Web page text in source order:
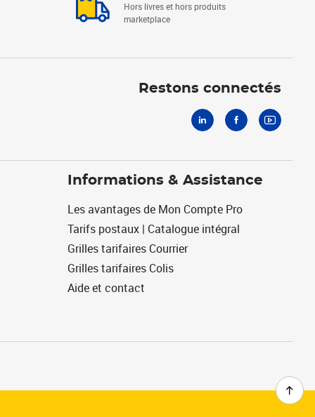
Hors livres et hors produits
marketplace
Restons connectés
Informations & Assistance
Les avantages de Mon Compte Pro
Tarifs postaux | Catalogue intégral
Grilles tarifaires Courrier
Grilles tarifaires Colis
Aide et contact